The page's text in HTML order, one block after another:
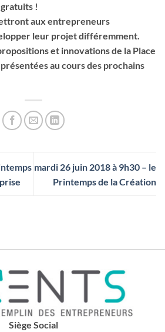
!
aux entrepreneurs
leur projet différemment.
et innovations de la Place
au cours des prochains
mardi 26 juin 2018 à 9h30 – le
Printemps de la Création
Siège Social